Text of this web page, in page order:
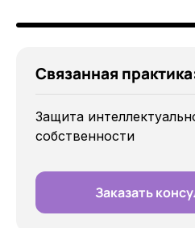
Связанная
Защита
собственности
Заказать